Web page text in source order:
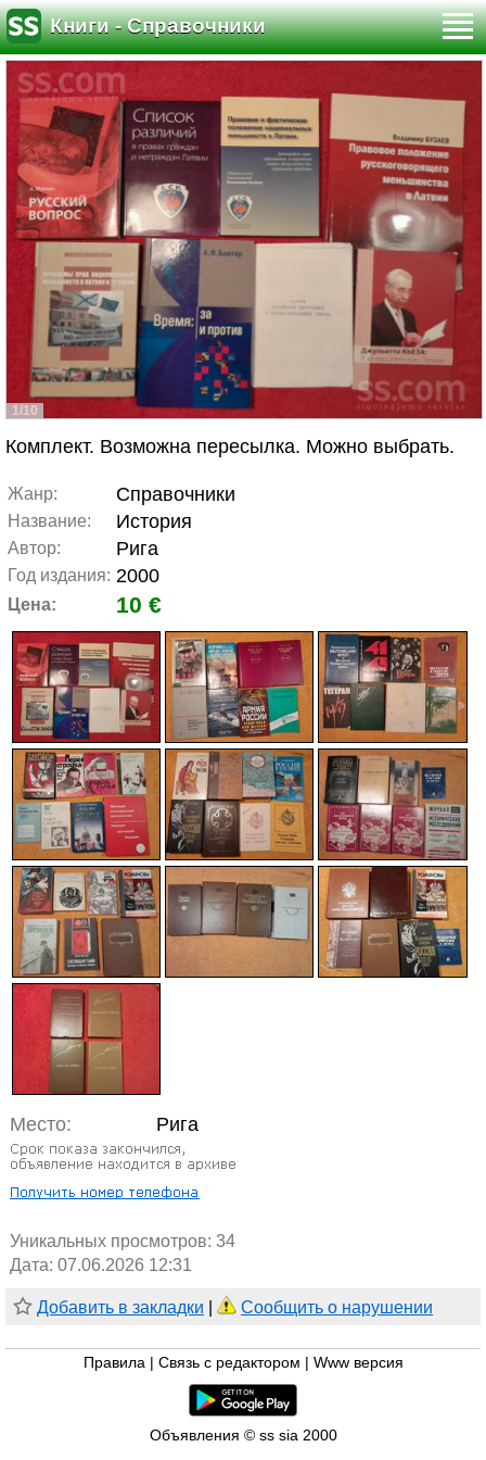
Книги - Справочники
1/10
Комплект. Возможна пересылка. Можно выбрать.
Жанр: Справочники
Название: История
Автор: Рига
Год издания: 2000
Цена: 10 €
Место: Рига
Уникальных просмотров: 34
Дата: 07.06.2026 12:31
Добавить в закладки Сообщить о нарушении
Правила Связь с редактором Www версия
Объявления © ss sia 2000